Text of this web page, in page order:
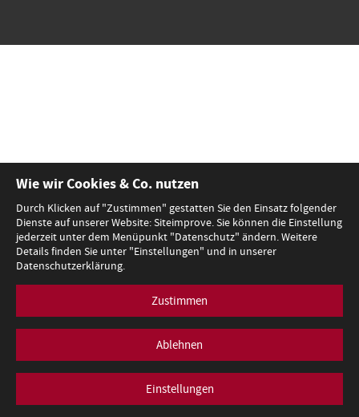
Wie wir Cookies & Co. nutzen
Durch Klicken auf "Zustimmen" gestatten Sie den Einsatz folgender
Dienste auf unserer Website: Siteimprove. Sie können die Einstellung
jederzeit unter dem Menüpunkt "Datenschutz" ändern. Weitere
Details finden Sie unter "Einstellungen" und in unserer
Datenschutzerklärung.
Zustimmen
Ablehnen
Einstellungen